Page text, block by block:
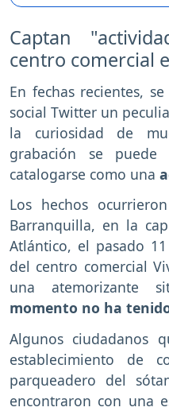
Captan
centro comercial
En fechas recientes,
social Twitter un
la curiosidad de
grabación se
catalogarse como una
Los hechos
Barranquilla, en la
Atlántico, el pasado
del centro comercial
una atemorizante
momento no ha
Algunos ciudadanos
establecimiento de
parqueadero del
encontraron con una